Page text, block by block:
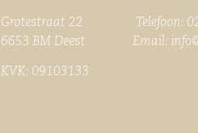
Grotestraat 22 Telefoon:
6653 BM Deest Email:
KVK: 09103133